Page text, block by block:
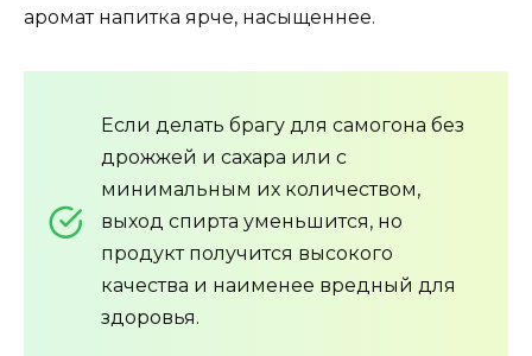
аромат напитка ярче, насыщеннее.
Если делать брагу для самогона без
дрожжей и сахара или с
минимальным их количеством,
выход спирта уменьшится, но
продукт получится высокого
качества и наименее вредный для
здоровья.